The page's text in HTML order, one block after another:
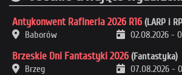
Antykonwent Rafineria 2026 R16 (LARP i
Baborów
02.08.2026 -
Brzeskie Dni Fantastyki 2026 (Fantastyka)
Brzeg
07.08.2026 -